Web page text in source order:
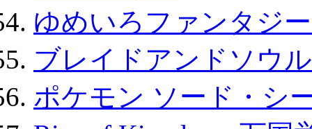
ゆめいろファンタジ
ブレイドアンドソウ
ポケモン ソード・シ